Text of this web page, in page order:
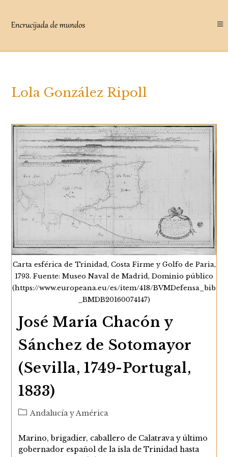
contenido
Lola González Ripoll
Carta esférica de Trinidad, Costa Firme y Golfo de Paria,
1793. Fuente: Museo Naval de Madrid, Dominio público
(https://www.europeana.eu/es/item/418/BVMDefensa_bib
_BMDB20160074147)
José María Chacón y
Sánchez de Sotomayor
(Sevilla, 1749-Portugal,
1833)
Categoría
la
entrada:
Andalucía y América
Marino, brigadier, caballero de Calatrava y último
gobernador español de la isla de Trinidad hasta